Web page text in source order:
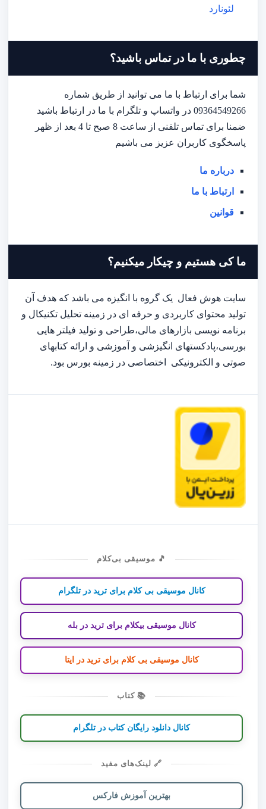
لئونارد
چطوری با ما در تماس باشید؟
شما برای ارتباط با ما می توانید از طریق شماره
09364549266 در واتساپ و تلگرام با ما در ارتباط باشید
ضمنا برای تماس تلفنی از ساعت 8 صبح تا 4 بعد از ظهر
پاسخگوی کاربران عزیز می باشیم
درباره ما
ارتباط با ما
قوانین
ما کی هستیم و چیکار میکنیم؟
سایت هوش فعال یک گروه با انگیزه می باشد که هدف آن
تولید محتوای کاربردی و حرفه ای در زمینه تحلیل تکنیکال و
برنامه نویسی بازارهای مالی،طراحی و تولید فیلتر هایی
بورسی،پادکستهای انگیزشی و آموزشی و ارائه کتابهای
صوتی و الکترونیکی اختصاصی در زمینه بورس بود.
🎵 موسیقی بی‌کلام
کانال موسیقی بی کلام برای ترید در تلگرام
کانال موسیقی بیکلام برای ترید در بله
کانال موسیقی بی کلام برای ترید در ایتا
📚 کتاب
کانال دانلود رایگان کتاب در تلگرام
🔗 لینک‌های مفید
بهترین آموزش فارکس